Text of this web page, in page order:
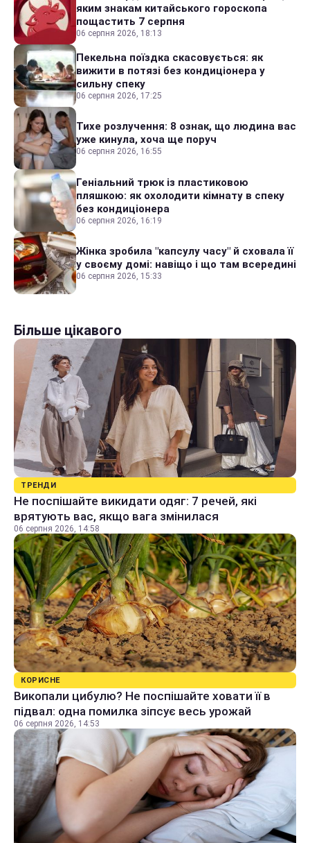
яким знакам китайського гороскопа
пощастить 7 серпня
06 серпня 2026, 18:13
Пекельна поїздка скасовується: як
вижити в потязі без кондиціонера у
сильну спеку
06 серпня 2026, 17:25
Тихе розлучення: 8 ознак, що людина вас
уже кинула, хоча ще поруч
06 серпня 2026, 16:55
Геніальний трюк із пластиковою
пляшкою: як охолодити кімнату в спеку
без кондиціонера
06 серпня 2026, 16:19
Жінка зробила "капсулу часу" й сховала її
у своєму домі: навіщо і що там всередині
06 серпня 2026, 15:33
Більше цікавого
ТРЕНДИ
Не поспішайте викидати одяг: 7 речей, які
врятують вас, якщо вага змінилася
06 серпня 2026, 14:58
КОРИСНЕ
Викопали цибулю? Не поспішайте ховати її в
підвал: одна помилка зіпсує весь урожай
06 серпня 2026, 14:53